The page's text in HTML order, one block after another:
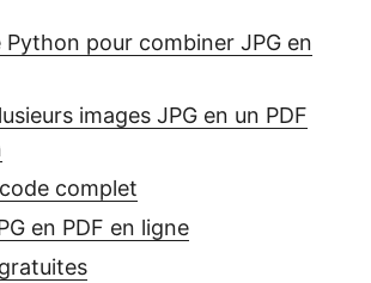
Python pour combiner JPG en
images JPG en un PDF
complet
en PDF en ligne